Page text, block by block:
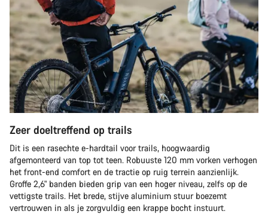
Zeer doeltreffend op trails
Dit is een rasechte e-hardtail voor trails, hoogwaardig
afgemonteerd van top tot teen. Robuuste 120 mm vorken verhogen
het front-end comfort en de tractie op ruig terrein aanzienlijk.
Groffe 2,6" banden bieden grip van een hoger niveau, zelfs op de
vettigste trails. Het brede, stijve aluminium stuur boezemt
vertrouwen in als je zorgvuldig een krappe bocht instuurt.